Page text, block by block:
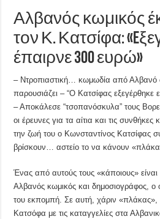
Αλβανός κωμικός
τον Κ. Κατσίφα:
έπαιρνε 300 ευρώ»
– Ντροπιαστική… κωμωδία από
παρουσιάζει – “Ο Κατσίφας εξεγέρθηκε
– Αποκάλεσε “τσοπανόσκυλα” τους
οι έρευνες για τα αίτια και τις
την ζωή του ο Κωνσταντίνος Κατσίφας
βρίσκουν… αστείο το να κάνουν
Ένας από αυτούς τους «κάποιους»
Αλβανός κωμικός και δημοσιογράφος, ο
του εκπομπή. Σε αυτή, χάριν
Κατσόφα με τις καταγγελίες στα